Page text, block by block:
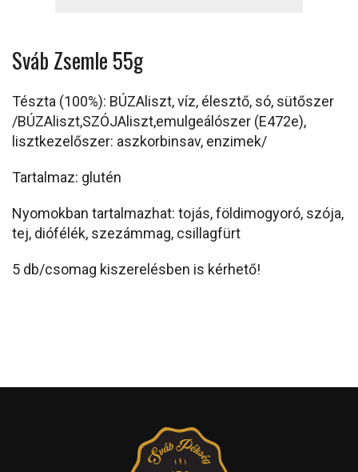
Sváb Zsemle 55g
Tészta (100%): BÚZAliszt, víz, élesztő, só, sütőszer
/BÚZAliszt,SZÓJAliszt,emulgeálószer (E472e),
lisztkezelőszer: aszkorbinsav, enzimek/
Tartalmaz: glutén
Nyomokban tartalmazhat: tojás, földimogyoró, szója,
tej, diófélék, szezámmag, csillagfürt
5 db/csomag kiszerelésben is kérhető!